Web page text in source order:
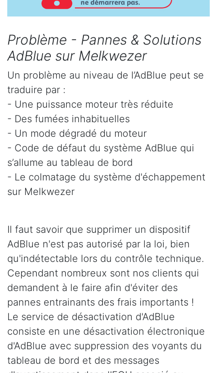
Problème - Pannes & Solutions
AdBlue sur Melkwezer
Un problème au niveau de l’AdBlue peut se
traduire par :
- Une puissance moteur très réduite
- Des fumées inhabituelles
- Un mode dégradé du moteur
- Code de défaut du système AdBlue qui
s’allume au tableau de bord
- Le colmatage du système d'échappement
sur Melkwezer
Il faut savoir que supprimer un dispositif
AdBlue n'est pas autorisé par la loi, bien
qu'indétectable lors du contrôle technique.
Cependant nombreux sont nos clients qui
demandent à le faire afin d'éviter des
pannes entrainants des frais importants !
Le service de désactivation d'AdBlue
consiste en une désactivation électronique
d'AdBlue avec suppression des voyants du
tableau de bord et des messages